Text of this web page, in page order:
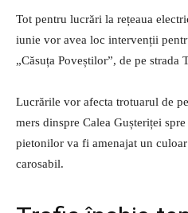
Tot pentru lucrări la rețeaua
iunie vor avea loc intervenții
„Căsuța Poveștilor”, de pe strada
Lucrările vor afecta trotuarul de
mers dinspre Calea Gușteriței
pietonilor va fi amenajat un
carosabil.